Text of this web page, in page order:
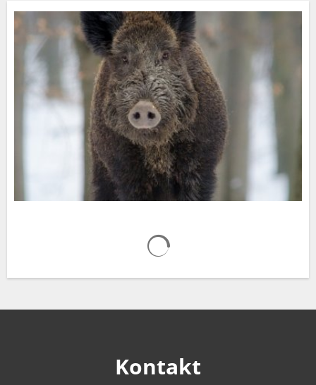
Kontakt